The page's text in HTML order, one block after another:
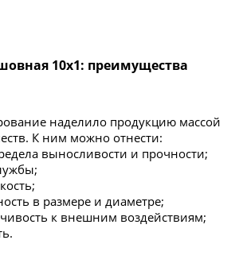
325
351
377
402
426
450
480
10х1: преимущества
наделило продукцию массой
К ним можно отнести:
выносливости и прочности;
в размере и диаметре;
к внешним воздействиям;